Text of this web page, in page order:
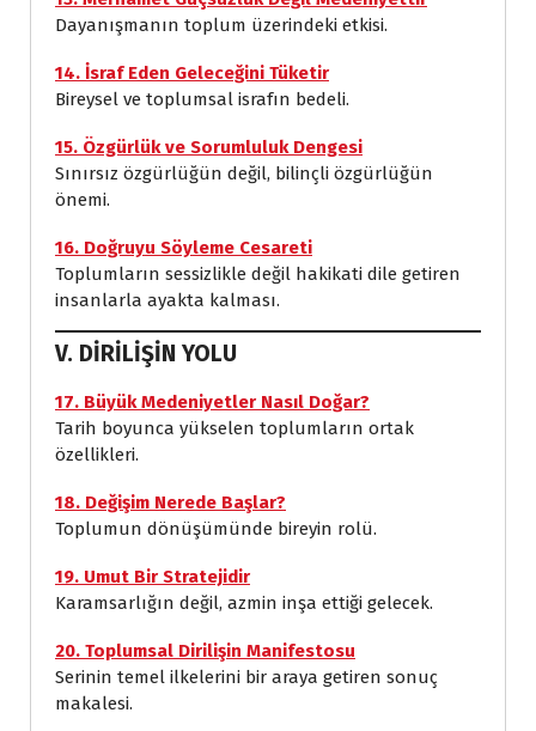
Dayanışmanın toplum üzerindeki etkisi.
14. İsraf Eden Geleceğini Tüketir
Bireysel ve toplumsal israfın bedeli.
15. Özgürlük ve Sorumluluk Dengesi
Sınırsız özgürlüğün değil, bilinçli özgürlüğün
önemi.
16. Doğruyu Söyleme Cesareti
Toplumların sessizlikle değil hakikati dile getiren
insanlarla ayakta kalması.
V. DİRİLİŞİN YOLU
17. Büyük Medeniyetler Nasıl Doğar?
Tarih boyunca yükselen toplumların ortak
özellikleri.
18. Değişim Nerede Başlar?
Toplumun dönüşümünde bireyin rolü.
19. Umut Bir Stratejidir
Karamsarlığın değil, azmin inşa ettiği gelecek.
20. Toplumsal Dirilişin Manifestosu
Serinin temel ilkelerini bir araya getiren sonuç
makalesi.